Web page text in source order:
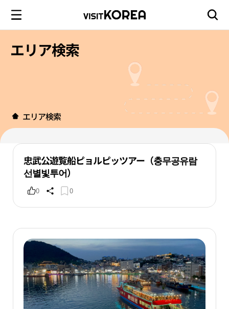
エリア検索
エリア検索
忠武公遊覧船ピョルピッツアー（충무공유람
선별빛투어）
0 0